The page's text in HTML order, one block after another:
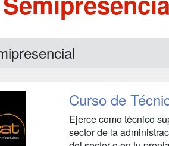
Curso de
Ejerce como técnico
sector de la